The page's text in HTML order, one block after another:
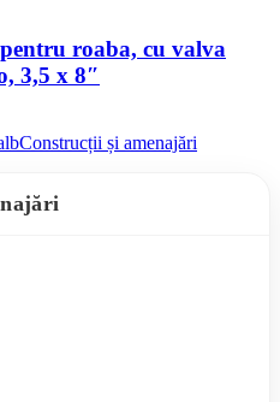
roaba, cu valva
3,5 x 8″
Construcții și amenajări